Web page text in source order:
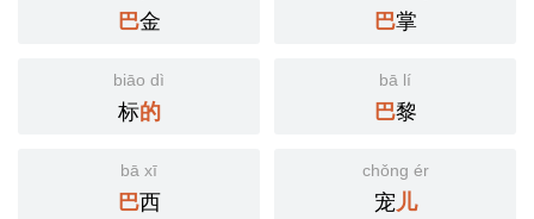
巴金 巴掌
biāo dì
标的
bā lí
巴黎
bā xī
巴西
chǒng ér
宠儿